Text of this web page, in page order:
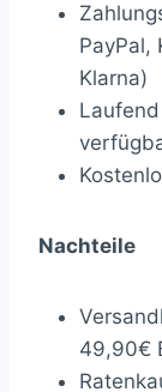
PayPal,
Klarna)
Nachteile
49,90€